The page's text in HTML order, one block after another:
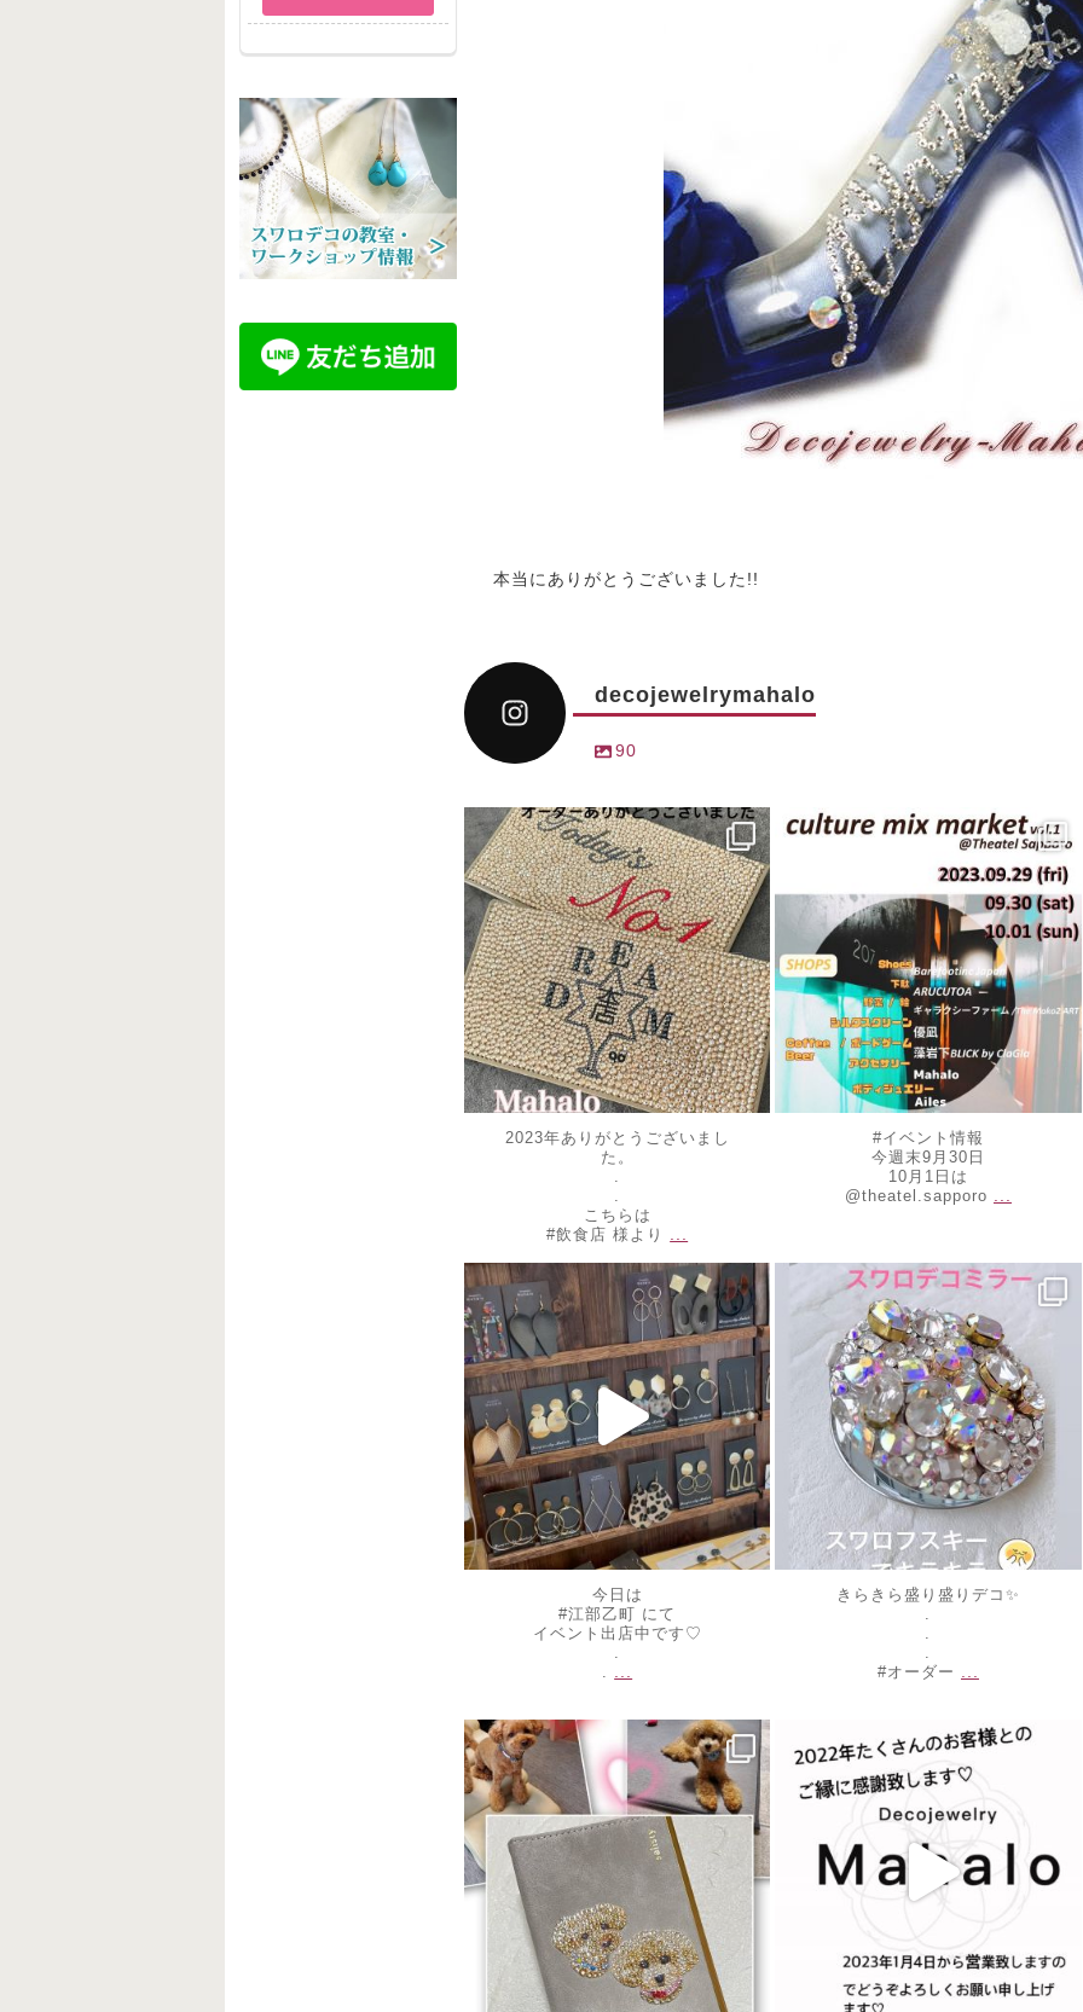
本当にありがとうございました!!
decojewelrymahalo
90
decojewelrymahalo
12月 31
2023年ありがとうございまし
た。
.
.
こちらは
#飲食店 様より
...
decojewelrymahalo
#イベント情報
今週末9月30日
10月1日は
@theatel.sapporo ...
decojewelrymahalo
6月 10
今日は
#江部乙町 にて
イベント出店中です♡
decojewelrymahalo
5月 20
きらきら盛り盛りデコ✨
#オーダー
decojewelrymahalo
1月 4
decojewelrymahalo
12月 30